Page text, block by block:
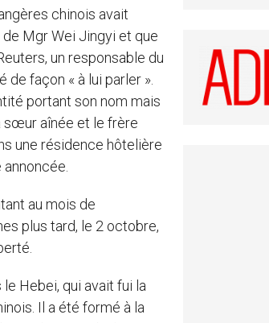
chinois avait
de Mgr Wei Jingyi et que
un responsable du
façon « à lui parler ».
portant son nom mais
sœur aînée et le frère
une résidence hôtelière
au mois de
plus tard, le 2 octobre,
Hebei, qui avait fui la
Il a été formé à la